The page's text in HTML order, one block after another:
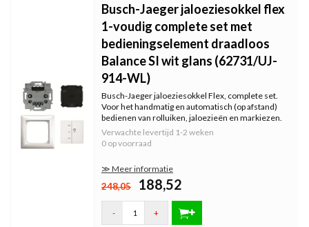
Busch-Jaeger jaloeziesokkel flex
1-voudig complete set met
bedieningselement draadloos
Balance SI wit glans (62731/UJ-
914-WL)
Busch-Jaeger jaloeziesokkel Flex, complete set.
Voor het handmatig en automatisch (op afstand)
bedienen van rolluiken, jaloezieën en markiezen.
Incl. 2-voudig bedienelement, zie omschrijving voor
de inhoud van de set. Serie: Balance SI, kleur: wit
glans.
Verwachte levertijd 1-2 weken
0 op voorraad
≫ Meer informatie
248,05 188,52
- +